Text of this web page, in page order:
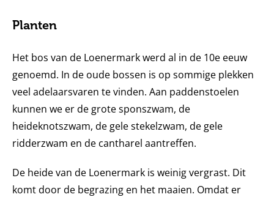
Planten
Het bos van de Loenermark werd al in de 10e eeuw
genoemd. In de oude bossen is op sommige plekken
veel adelaarsvaren te vinden. Aan paddenstoelen
kunnen we er de grote sponszwam, de
heideknotszwam, de gele stekelzwam, de gele
ridderzwam en de cantharel aantreffen.
De heide van de Loenermark is weinig vergrast. Dit
komt door de begrazing en het maaien. Omdat er